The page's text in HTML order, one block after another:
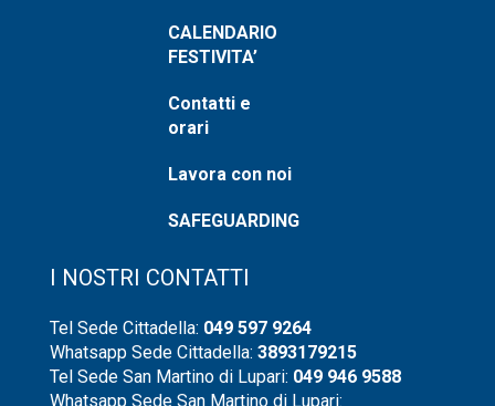
CALENDARIO
FESTIVITA’
Contatti e
orari
Lavora con noi
SAFEGUARDING
I NOSTRI CONTATTI
Tel Sede Cittadella: 049 597 9264
Whatsapp Sede Cittadella: 3893179215
Tel Sede San Martino di Lupari: 049 946 9588
Whatsapp Sede San Martino di Lupari: